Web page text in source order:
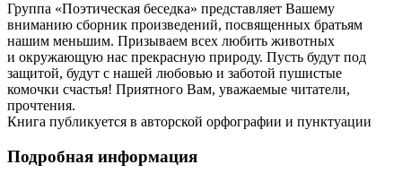
Группа «Поэтическая беседка» представляет Вашему
вниманию сборник произведений, посвященных братьям
нашим меньшим. Призываем всех любить животных
и окружающую нас прекрасную природу. Пусть будут под
защитой, будут с нашей любовью и заботой пушистые
комочки счастья! Приятного Вам, уважаемые читатели,
прочтения.
Книга публикуется в авторской орфографии и пунктуации
Подробная информация